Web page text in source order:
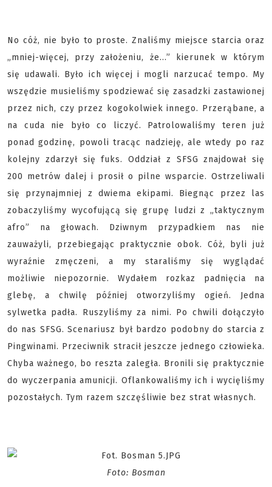
No cóż, nie było to proste. Znaliśmy miejsce starcia oraz
„mniej-więcej, przy założeniu, że…” kierunek w którym
się udawali. Było ich więcej i mogli narzucać tempo. My
wszędzie musieliśmy spodziewać się zasadzki zastawionej
przez nich, czy przez kogokolwiek innego. Przerąbane, a
na cuda nie było co liczyć. Patrolowaliśmy teren już
ponad godzinę, powoli tracąc nadzieję, ale wtedy po raz
kolejny zdarzył się fuks. Oddział z SFSG znajdował się
200 metrów dalej i prosił o pilne wsparcie. Ostrzeliwali
się przynajmniej z dwiema ekipami. Biegnąc przez las
zobaczyliśmy wycofującą się grupę ludzi z „taktycznym
afro” na głowach. Dziwnym przypadkiem nas nie
zauważyli, przebiegając praktycznie obok. Cóż, byli już
wyraźnie zmęczeni, a my staraliśmy się wyglądać
możliwie niepozornie. Wydałem rozkaz padnięcia na
glebę, a chwilę później otworzyliśmy ogień. Jedna
sylwetka padła. Ruszyliśmy za nimi. Po chwili dołączyło
do nas SFSG. Scenariusz był bardzo podobny do starcia z
Pingwinami. Przeciwnik stracił jeszcze jednego człowieka.
Chyba ważnego, bo reszta zaległa. Bronili się praktycznie
do wyczerpania amunicji. Oflankowaliśmy ich i wycięliśmy
pozostałych. Tym razem szczęśliwie bez strat własnych.
Foto: Bosman